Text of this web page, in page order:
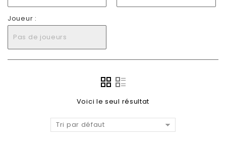
Joueur :
Pas de joueurs
Voici le seul résultat
Tri par défaut